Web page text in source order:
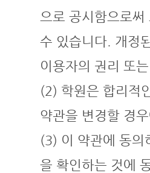
으로 공시함으로
수 있습니다. 개정
이용자의 권리 또
(2) 학원은 합리적
약관을 변경할 경
(3) 이 약관에 동의
을 확인하는 것에